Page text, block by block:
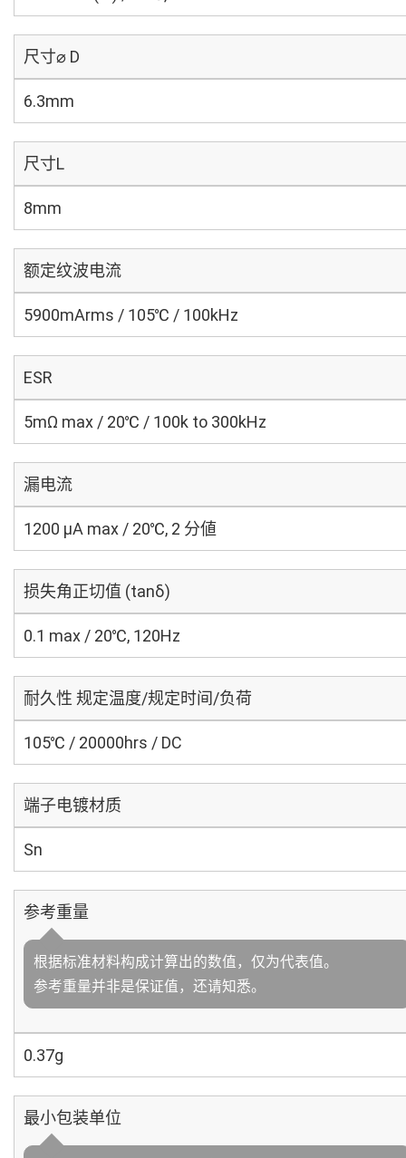
尺寸⌀ D
6.3mm
尺寸L
8mm
额定纹波电流
5900mArms / 105℃ / 100kHz
ESR
5mΩ max / 20℃ / 100k to 300kHz
漏电流
1200 μA max / 20℃, 2 分値
损失角正切值 (tanδ)
0.1 max / 20℃, 120Hz
耐久性 规定温度/规定时间/负荷
105℃ / 20000hrs / DC
端子电镀材质
Sn
参考重量
根据标准材料构成计算出的数值，仅为代表值。
参考重量并非是保证值，还请知悉。
0.37g
最小包装单位